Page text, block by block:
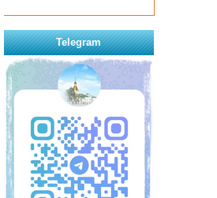
Telegram